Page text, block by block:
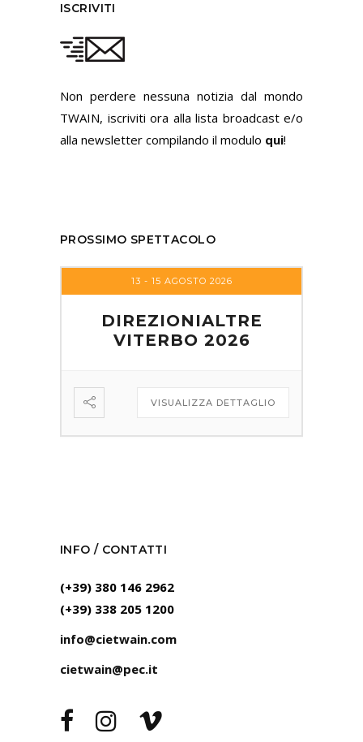
ISCRIVITI
Non perdere nessuna notizia dal mondo
TWAIN, iscriviti ora alla lista broadcast e/o
alla newsletter compilando il modulo qui!
PROSSIMO SPETTACOLO
13 - 15 AGOSTO 2026
DIREZIONIALTRE
VITERBO 2026
VISUALIZZA DETTAGLIO
INFO / CONTATTI
(+39) 380 146 2962
(+39) 338 205 1200
info@cietwain.com
cietwain@pec.it